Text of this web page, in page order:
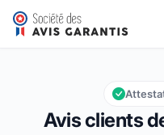
Cycles et Sports
Note globale : 9,5 sur 10
9,5/10
Avis clients